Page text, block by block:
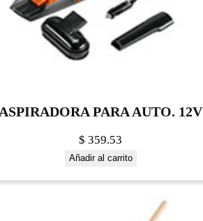
PARA AUTO. 12V
$ 359.53
Añadir al carrito